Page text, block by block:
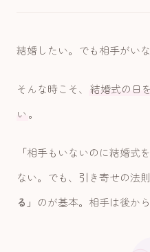
結婚したい。でも相手がい
そんな時こそ、 結婚式の日
い。
「相手もいないのに結婚式
ない。でも、引き寄せの法
る」 のが基本。相手は後か